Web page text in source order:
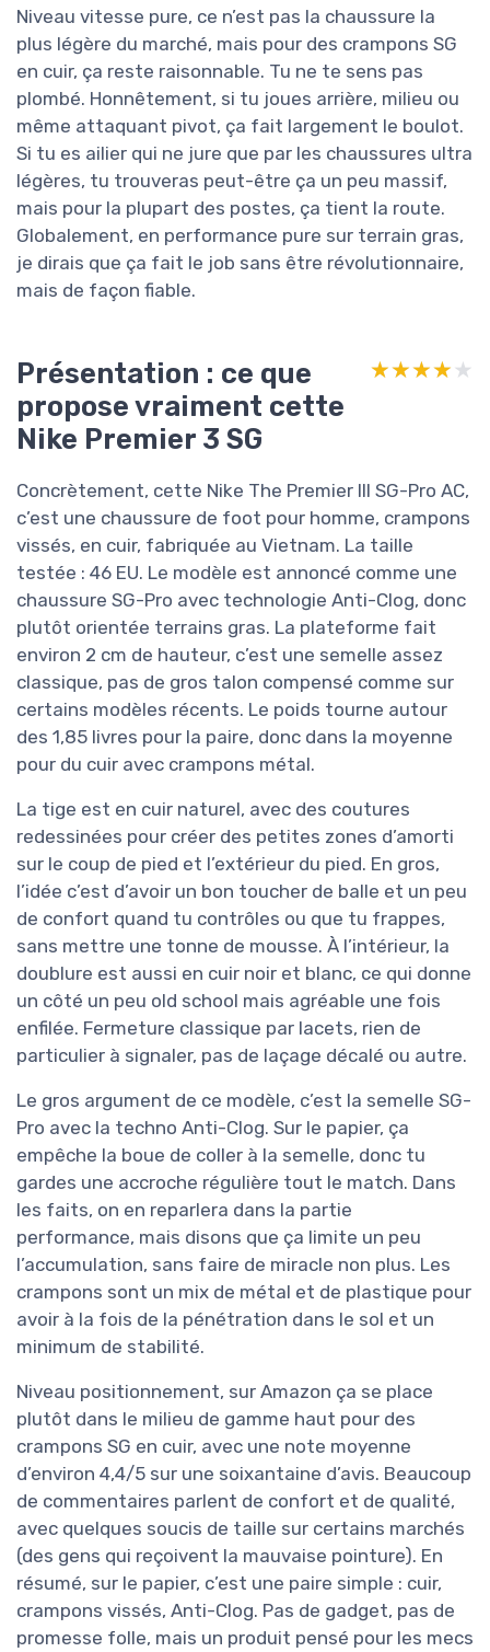
Niveau vitesse pure, ce n’est pas la chaussure la
plus légère du marché, mais pour des crampons SG
en cuir, ça reste raisonnable. Tu ne te sens pas
plombé. Honnêtement, si tu joues arrière, milieu ou
même attaquant pivot, ça fait largement le boulot.
Si tu es ailier qui ne jure que par les chaussures ultra
légères, tu trouveras peut-être ça un peu massif,
mais pour la plupart des postes, ça tient la route.
Globalement, en performance pure sur terrain gras,
je dirais que ça fait le job sans être révolutionnaire,
mais de façon fiable.
Présentation : ce que
propose vraiment cette
Nike Premier 3 SG
★★★★★
★★★★★
Concrètement, cette Nike The Premier III SG-Pro AC,
c’est une chaussure de foot pour homme, crampons
vissés, en cuir, fabriquée au Vietnam. La taille
testée : 46 EU. Le modèle est annoncé comme une
chaussure SG-Pro avec technologie Anti-Clog, donc
plutôt orientée terrains gras. La plateforme fait
environ 2 cm de hauteur, c’est une semelle assez
classique, pas de gros talon compensé comme sur
certains modèles récents. Le poids tourne autour
des 1,85 livres pour la paire, donc dans la moyenne
pour du cuir avec crampons métal.
La tige est en cuir naturel, avec des coutures
redessinées pour créer des petites zones d’amorti
sur le coup de pied et l’extérieur du pied. En gros,
l’idée c’est d’avoir un bon toucher de balle et un peu
de confort quand tu contrôles ou que tu frappes,
sans mettre une tonne de mousse. À l’intérieur, la
doublure est aussi en cuir noir et blanc, ce qui donne
un côté un peu old school mais agréable une fois
enfilée. Fermeture classique par lacets, rien de
particulier à signaler, pas de laçage décalé ou autre.
Le gros argument de ce modèle, c’est la semelle SG-
Pro avec la techno Anti-Clog. Sur le papier, ça
empêche la boue de coller à la semelle, donc tu
gardes une accroche régulière tout le match. Dans
les faits, on en reparlera dans la partie
performance, mais disons que ça limite un peu
l’accumulation, sans faire de miracle non plus. Les
crampons sont un mix de métal et de plastique pour
avoir à la fois de la pénétration dans le sol et un
minimum de stabilité.
Niveau positionnement, sur Amazon ça se place
plutôt dans le milieu de gamme haut pour des
crampons SG en cuir, avec une note moyenne
d’environ 4,4/5 sur une soixantaine d’avis. Beaucoup
de commentaires parlent de confort et de qualité,
avec quelques soucis de taille sur certains marchés
(des gens qui reçoivent la mauvaise pointure). En
résumé, sur le papier, c’est une paire simple : cuir,
crampons vissés, Anti-Clog. Pas de gadget, pas de
promesse folle, mais un produit pensé pour les mecs